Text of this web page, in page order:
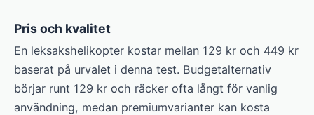
Pris och kvalitet
En leksakshelikopter kostar mellan 129 kr och 449 kr
baserat på urvalet i denna test. Budgetalternativ
börjar runt 129 kr och räcker ofta långt för vanlig
användning, medan premiumvarianter kan kosta